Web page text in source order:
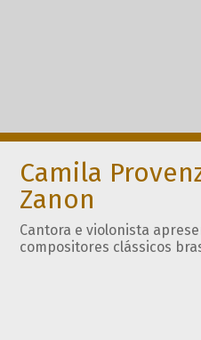
Camila
Zanon
Cantora e violonista
compositores clássicos